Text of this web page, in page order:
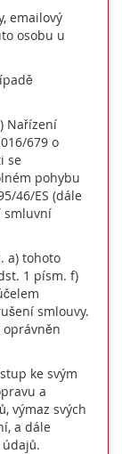
emailový
osobu u
Nařízení
679 o
se
pohybu
46/ES (dále
smluvní
a) tohoto
1 písm. f)
smlouvy.
ke svým
a
výmaz svých
a dále